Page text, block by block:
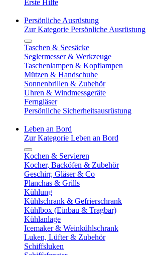
Erste Hilfe
Persönliche Ausrüstung
Zur Kategorie Persönliche Ausrüstung
Taschen & Seesäcke
Seglermesser & Werkzeuge
Taschenlampen & Kopflampen
Mützen & Handschuhe
Sonnenbrillen & Zubehör
Uhren & Windmessgeräte
Ferngläser
Persönliche Sicherheitsausrüstung
Leben an Bord
Zur Kategorie Leben an Bord
Kochen & Servieren
Kocher, Backöfen & Zubehör
Geschirr, Gläser & Co
Planchas & Grills
Kühlung
Kühlschrank & Gefrierschrank
Kühlbox (Einbau & Tragbar)
Kühlanlage
Icemaker & Weinkühlschrank
Luken, Lüfter & Zubehör
Schiffsluken